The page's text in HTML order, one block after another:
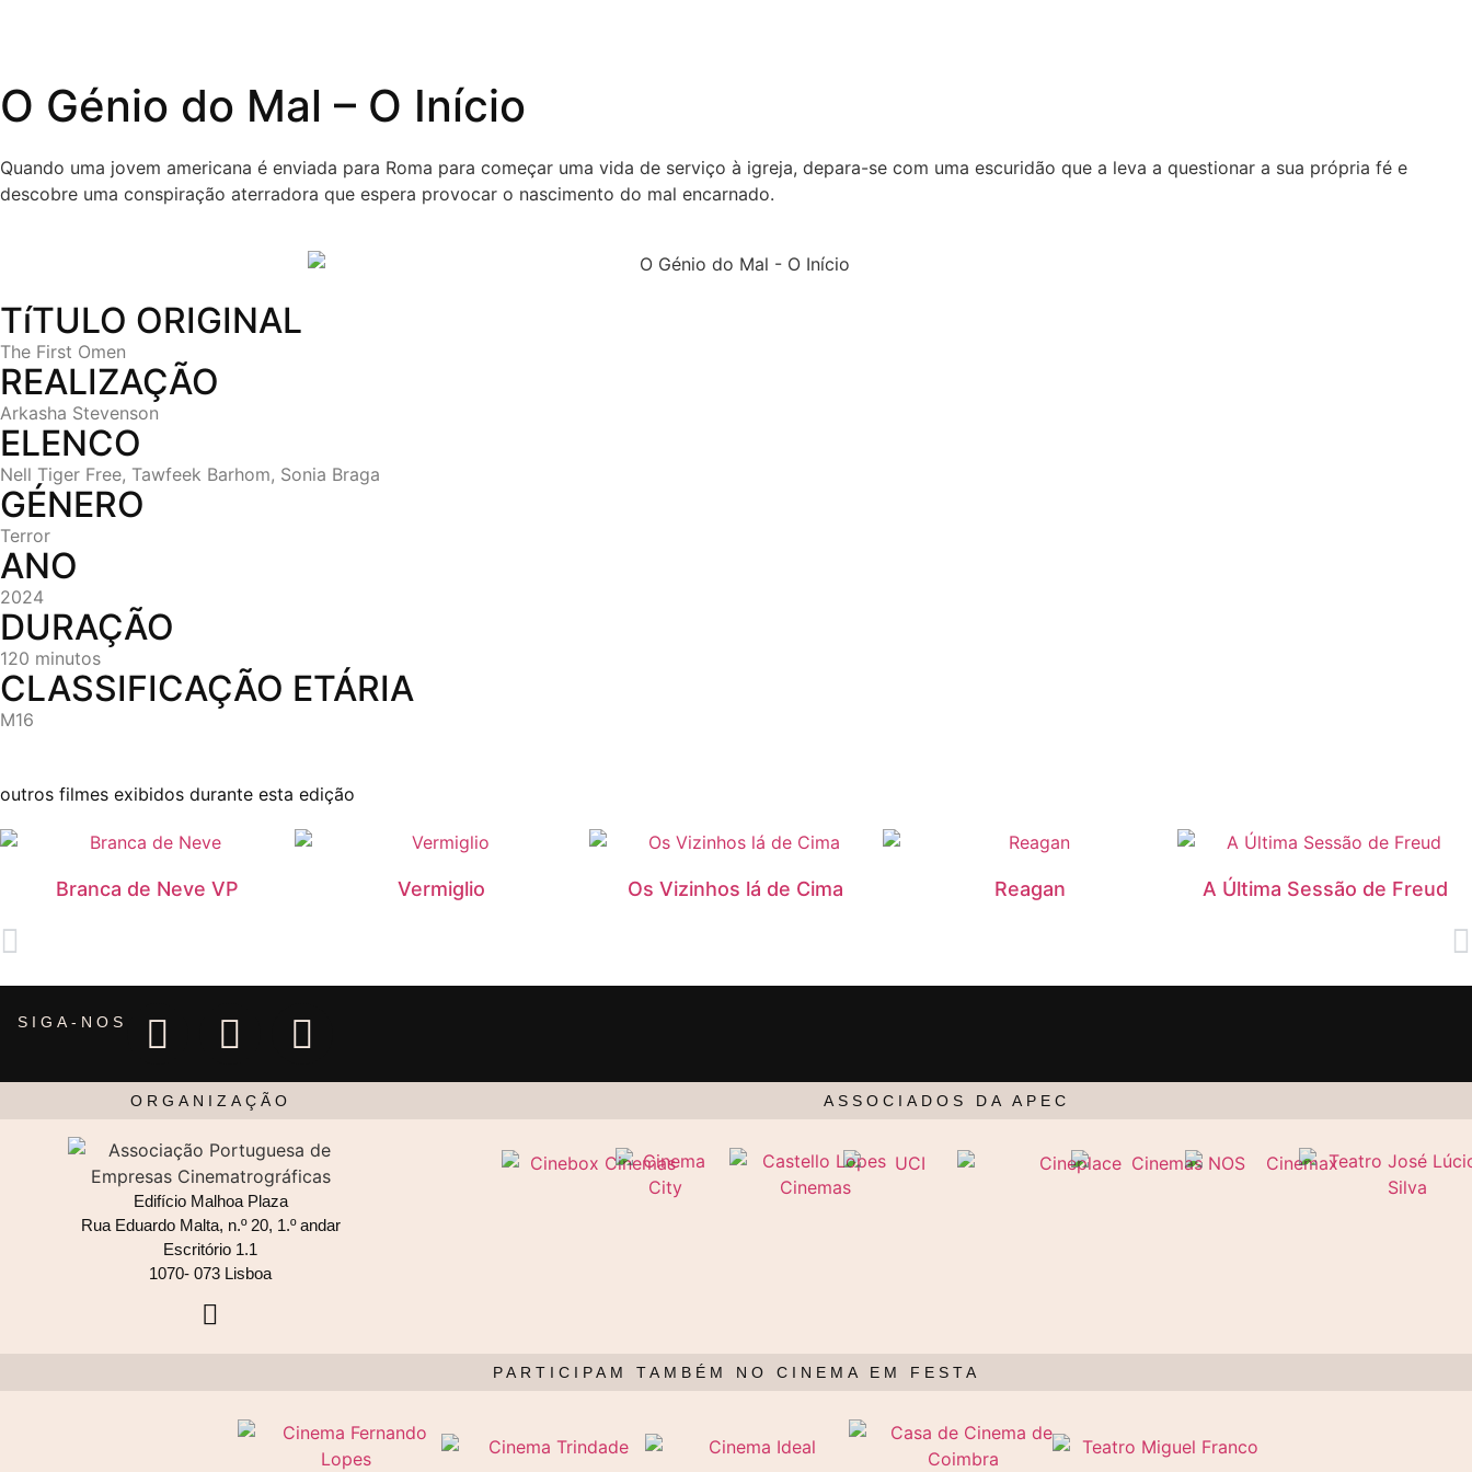
O Génio do Mal – O Início
Quando uma jovem americana é enviada para Roma para começar uma vida de serviço à igreja, depara-se com uma escuridão que a leva a questionar a sua própria fé e
descobre uma conspiração aterradora que espera provocar o nascimento do mal encarnado.
TíTULO ORIGINAL
The First Omen
REALIZAÇÃO
Arkasha Stevenson
ELENCO
Nell Tiger Free, Tawfeek Barhom, Sonia Braga
GÉNERO
Terror
ANO
2024
DURAÇÃO
120 minutos
CLASSIFICAÇÃO ETÁRIA
M16
outros filmes exibidos durante esta edição
Branca de Neve VP Vermiglio Os Vizinhos lá de Cima Reagan A Última Sessão de Freud
SIGA-NOS
ORGANIZAÇÃO
Edifício Malhoa Plaza
Rua Eduardo Malta, n.º 20, 1.º andar
Escritório 1.1
1070- 073 Lisboa
ASSOCIADOS DA APEC
PARTICIPAM TAMBÉM NO CINEMA EM FESTA